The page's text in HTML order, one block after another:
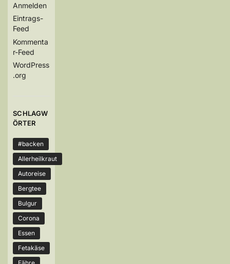
Anmelden
Eintrags-
Feed
Kommenta
r-Feed
WordPress
.org
SCHLAGW
ÖRTER
#backen
Allerheilkraut
Autoreise
Bergtee
Bulgur
Corona
Essen
Fetakäse